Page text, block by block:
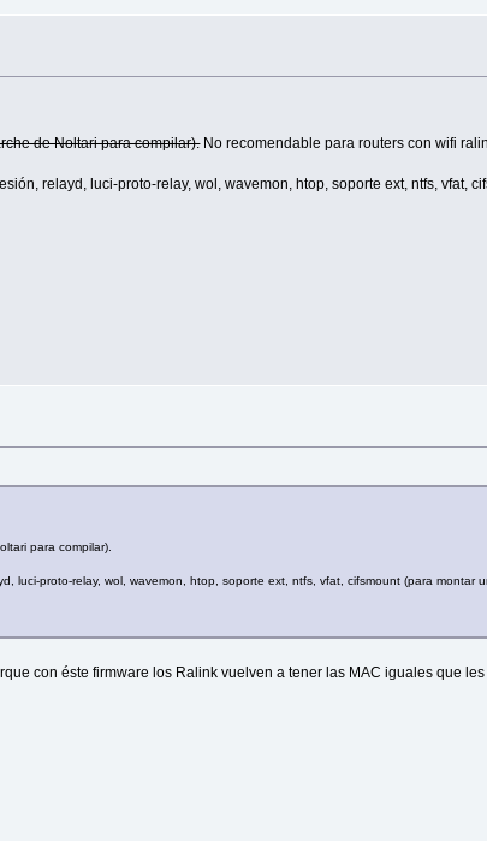
de Noltari para compilar).No recomendable para routers con wifi
relayd, luci-proto-relay, wol, wavemon, htop, soporte ext, ntfs, vfat,
para compilar).
luci-proto-relay, wol, wavemon, htop, soporte ext, ntfs, vfat, cifsmount (para montar
con éste firmware los Ralink vuelven a tener las MAC iguales que